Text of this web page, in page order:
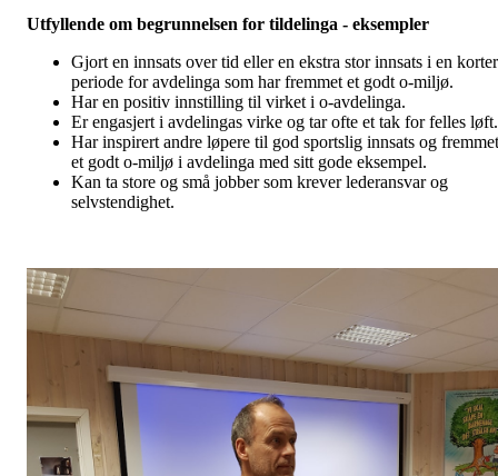
Utfyllende om begrunnelsen for tildelinga - eksempler
Gjort en innsats over tid eller en ekstra stor innsats i en
periode for avdelinga som har fremmet et godt o-miljø.
Har en positiv innstilling til virket i o-avdelinga.
Er engasjert i avdelingas virke og tar ofte et tak for felles løft.
Har inspirert andre løpere til god sportslig innsats og fremmet
et godt o-miljø i avdelinga med sitt gode eksempel.
Kan ta store og små jobber som krever lederansvar og
selvstendighet.